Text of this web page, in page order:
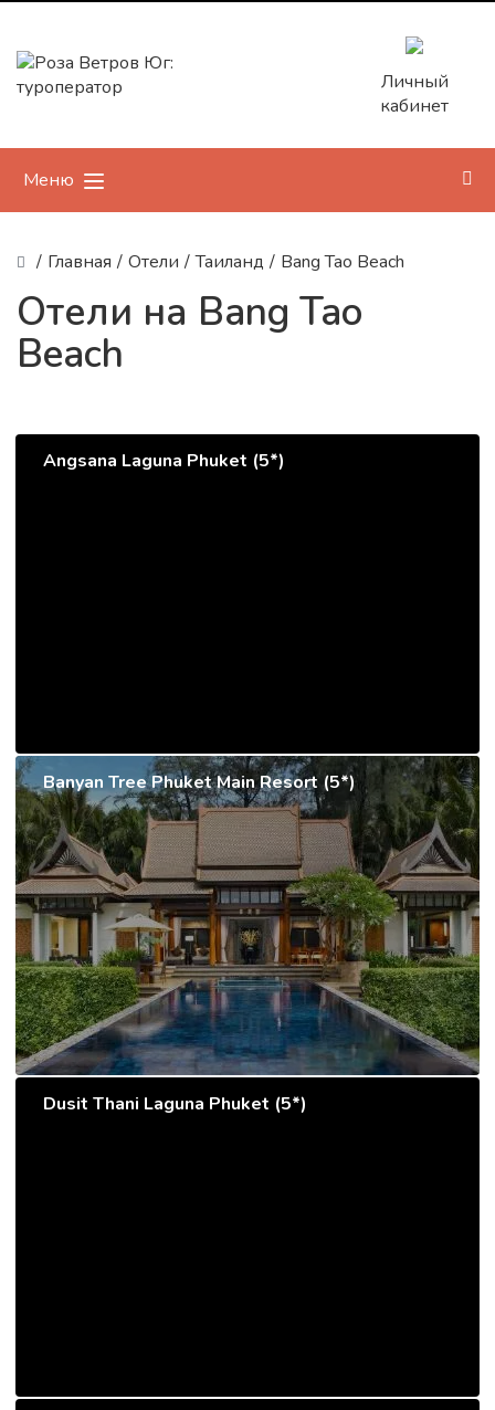
Личный
кабинет
Меню
/ Главная / Отели / Таиланд / Bang Tao Beach
Отели на Bang Tao
Beach
Angsana Laguna Phuket (5*)
Banyan Tree Phuket Main Resort (5*)
Dusit Thani Laguna Phuket (5*)